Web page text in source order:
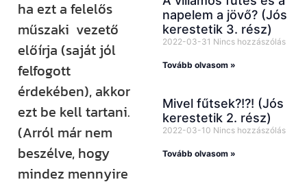
ha ezt a felelős
műszaki vezető
előírja (saját jól
felfogott
érdekében), akkor
ezt be kell tartani.
(Arról már nem
beszélve, hogy
mindez mennyire
napelem a jövő? (Jós
kerestetik 3. rész)
2022-03-31 Nincs hozzászólás
Tovább olvasom »
Mivel fűtsek?!?! (Jós
kerestetik 2. rész)
2022-03-10 Nincs hozzászólás
Tovább olvasom »